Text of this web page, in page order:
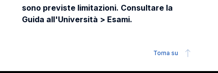
sono previste limitazioni. Consultare la
Guida all'Università > Esami.
Torna su